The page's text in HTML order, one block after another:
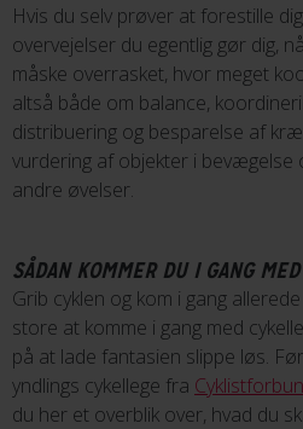
Hvis du selv prøver at forestille
overvejelser du egentlig gør dig,
måske overrasket, hvor meget
altså både om balance,
distribuering og besparelse af
vurdering af objekter i
andre øvelser.
SÅDAN KOMMER DU I GANG
Grib cyklen og kom i gang
store at komme i gang med
på at lade fantasien slippe løs.
yndlings cykellege fra
du her et overblik over, hvad du